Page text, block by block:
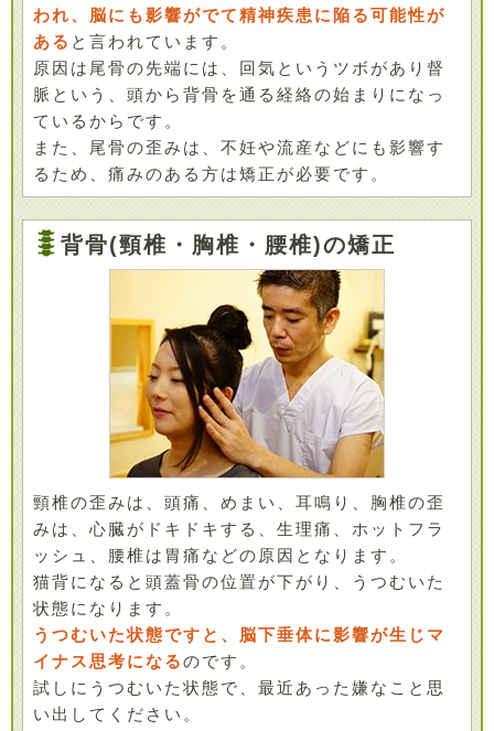
われ、脳にも影響がでて精神疾患に陥る可能性が
ある と言われています。
原因は尾骨の先端には、回気というツボがあり督
脈という、頭から背骨を通る経絡の始まりになっ
ているからです。
また、尾骨の歪みは、不妊や流産などにも影響す
るため、痛みのある方は矯正が必要です。
背骨(頸椎・胸椎・腰椎)の矯正
頸椎の歪みは、頭痛、めまい、耳鳴り、胸椎の歪
みは、心臓がドキドキする、生理痛、ホットフラ
ッシュ、腰椎は胃痛などの原因となります。
猫背になると頭蓋骨の位置が下がり、うつむいた
状態になります。
うつむいた状態ですと、脳下垂体に影響が生じマ
イナス思考になるのです。
試しにうつむいた状態で、最近あった嫌なこと思
い出してください。